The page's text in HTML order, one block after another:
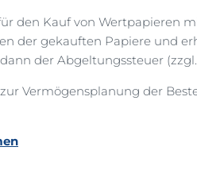
den Kauf von Wertpapieren
der gekauften Papiere und
der Abgeltungssteuer
Vermögensplanung der